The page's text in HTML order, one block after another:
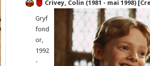
Crivey, Colin (1981 - mai 1998)
Gryf
fond
or,
1992
-